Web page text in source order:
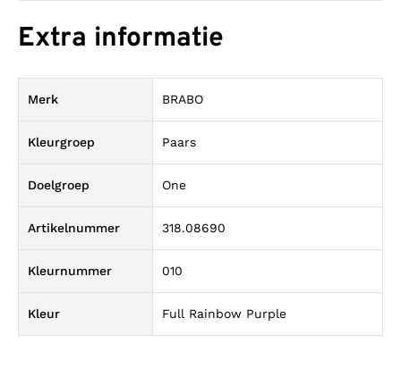
Extra informatie
Merk BRABO
Kleurgroep Paars
Doelgroep One
Artikelnummer 318.08690
Kleurnummer 010
Kleur Full Rainbow Purple